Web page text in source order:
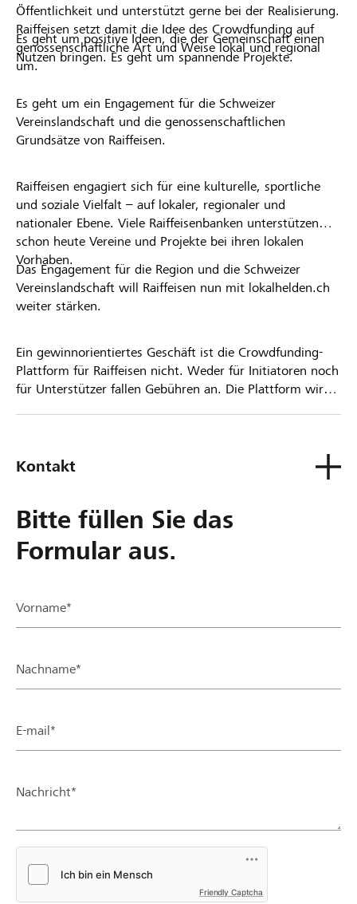
Öffentlichkeit und unterstützt gerne bei der Realisierung.
Raiffeisen setzt damit die Idee des Crowdfunding auf
genossenschaftliche Art und Weise lokal und regional
um.
Es geht um positive Ideen, die der Gemeinschaft einen
Nutzen bringen. Es geht um spannende Projekte.
Es geht um ein Engagement für die Schweizer
Vereinslandschaft und die genossenschaftlichen
Grundsätze von Raiffeisen.
Raiffeisen engagiert sich für eine kulturelle, sportliche
und soziale Vielfalt – auf lokaler, regionaler und
nationaler Ebene. Viele Raiffeisenbanken unterstützen
schon heute Vereine und Projekte bei ihren lokalen
Vorhaben.
Das Engagement für die Region und die Schweizer
Vereinslandschaft will Raiffeisen nun mit lokalhelden.ch
weiter stärken.
Ein gewinnorientiertes Geschäft ist die Crowdfunding-
Plattform für Raiffeisen nicht. Weder für Initiatoren noch
für Unterstützer fallen Gebühren an. Die Plattform wird
Kontakt
Bitte füllen Sie das
Formular aus.
Vorname*
Nachname*
E-mail*
Nachricht*
Friendly Captcha